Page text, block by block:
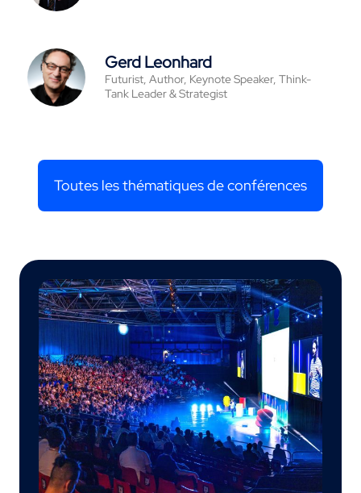
Gerd Leonhard
Futurist, Author, Keynote Speaker, Think-
Tank Leader & Strategist
Toutes les thématiques de conférences